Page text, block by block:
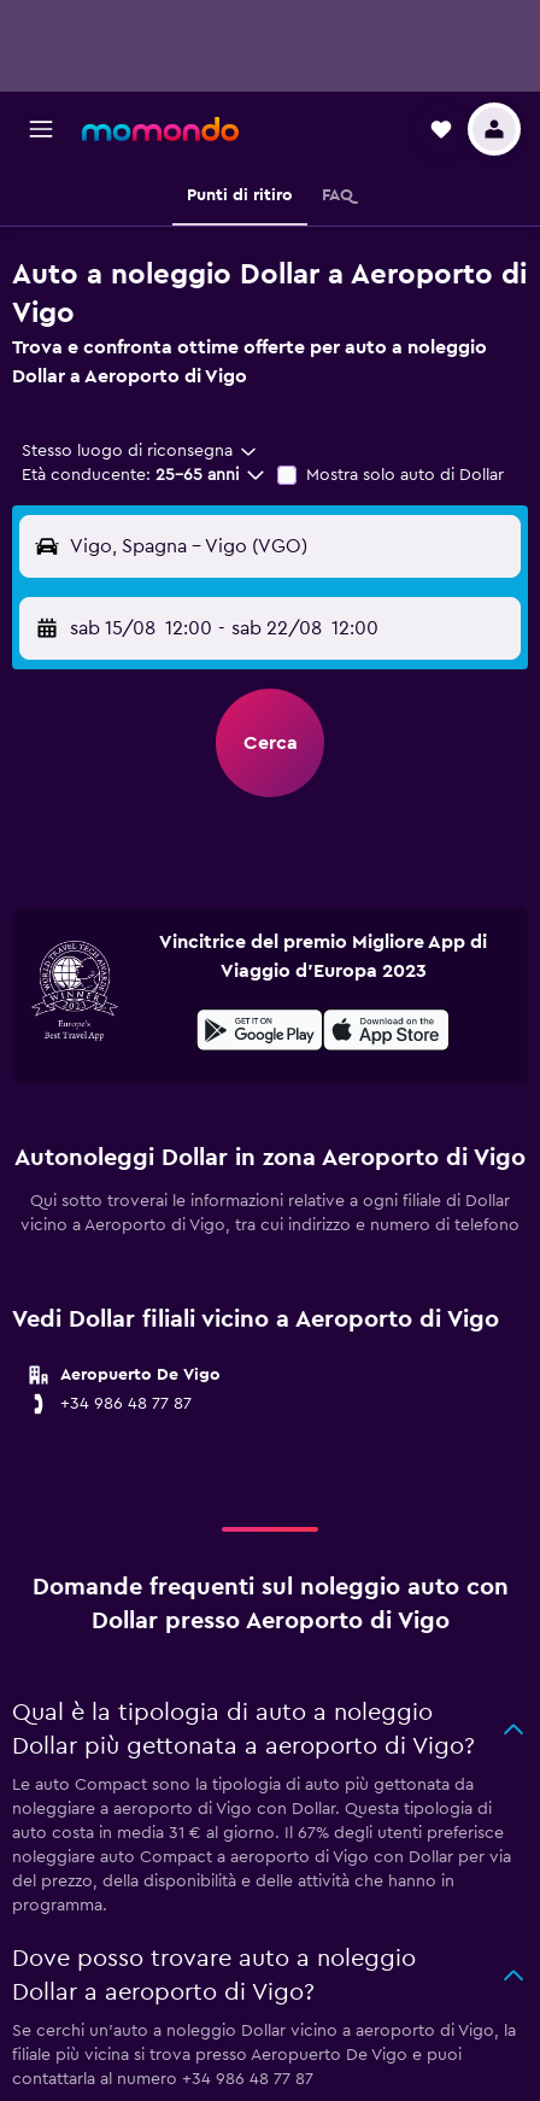
Punti di ritiro FAQ
Auto a noleggio Dollar a Aeroporto di
Vigo
Trova e confronta ottime offerte per auto a noleggio
Dollar a Aeroporto di Vigo
Stesso luogo di riconsegna
Età conducente: 25-65 anni Mostra solo auto di Dollar
Vigo, Spagna - Vigo (VGO)
sab 15/08 12:00 - sab 22/08 12:00
Cerca
Vincitrice del premio Migliore App di
Viaggio d'Europa 2023
Autonoleggi Dollar in zona Aeroporto di Vigo
Qui sotto troverai le informazioni relative a ogni filiale di Dollar
vicino a Aeroporto di Vigo, tra cui indirizzo e numero di telefono
Vedi Dollar filiali vicino a Aeroporto di Vigo
Aeropuerto De Vigo
+34 986 48 77 87
Domande frequenti sul noleggio auto con
Dollar presso Aeroporto di Vigo
Qual è la tipologia di auto a noleggio
Dollar più gettonata a aeroporto di Vigo?
Le auto Compact sono la tipologia di auto più gettonata da
noleggiare a aeroporto di Vigo con Dollar. Questa tipologia di
auto costa in media 31 € al giorno. Il 67% degli utenti preferisce
noleggiare auto Compact a aeroporto di Vigo con Dollar per via
del prezzo, della disponibilità e delle attività che hanno in
programma.
Dove posso trovare auto a noleggio
Dollar a aeroporto di Vigo?
Se cerchi un'auto a noleggio Dollar vicino a aeroporto di Vigo, la
filiale più vicina si trova presso Aeropuerto De Vigo e puoi
contattarla al numero +34 986 48 77 87